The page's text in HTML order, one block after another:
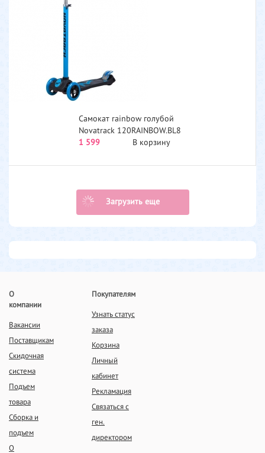
Самокат rainbow голубой
Novatrack 120RAINBOW.BL8
1 599
В корзину
Загрузить еще
О
компании
Вакансии
Поставщикам
Скидочная
система
Подъем
товара
Сборка и
подъем
О
Покупателям
Узнать статус
заказа
Корзина
Личный
кабинет
Рекламация
Связаться с
ген.
директором